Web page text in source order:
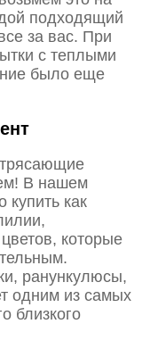
подходящий
за вас. При
с теплыми
было еще
В нашем
купить как
которые
ранункулюсы,
одним из самых
близкого